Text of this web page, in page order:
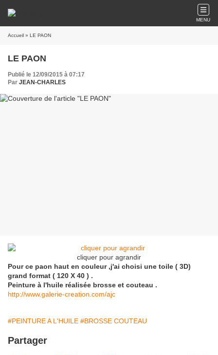
MENU
Accueil » LE PAON
LE PAON
Publié le 12/09/2015 à 07:17
Par JEAN-CHARLES
cliquer pour agrandir
Pour ce paon haut en couleur ,j'ai choisi une toile ( 3D)
grand format ( 120 X 40 ) .
Peinture à l'huile réalisée brosse et couteau .
http://www.galerie-creation.com/ajc
#PEINTURE A L'HUILE #BROSSE COUTEAU
Partager